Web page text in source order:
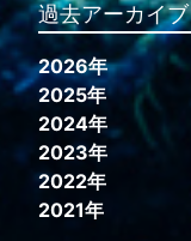
過去アーカイブ
2026年
2025年
2024年
2023年
2022年
2021年